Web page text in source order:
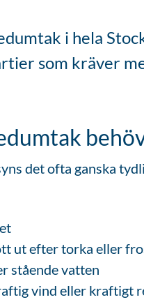
i hela
som kräver
det ofta ganska
ut efter torka eller
stående vatten
vind eller kraftigt